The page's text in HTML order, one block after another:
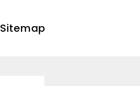
Sitemap